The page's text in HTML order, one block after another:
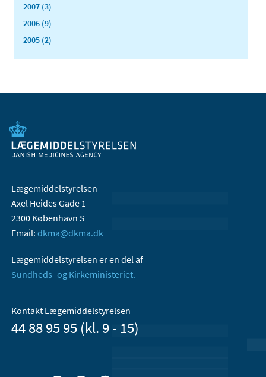
2007 (3)
2006 (9)
2005 (2)
Lægemiddelstyrelsen
Axel Heides Gade 1
2300 København S
Email: dkma@dkma.dk
Lægemiddelstyrelsen er en del af
Sundheds- og Kirkeministeriet.
Kontakt Lægemiddelstyrelsen
44 88 95 95 (kl. 9 - 15)